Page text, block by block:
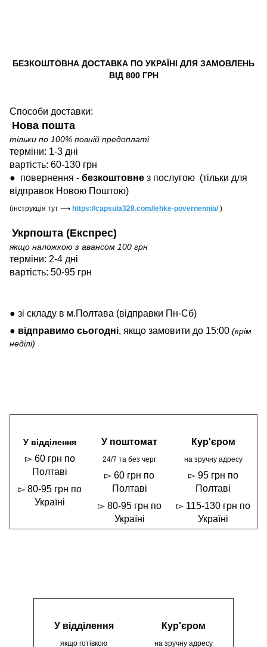
БЕЗКОШТОВНА ДОСТАВКА ПО УКРАЇНІ ДЛЯ ЗАМОВЛЕНЬ
ВІД 800 ГРН
Способи доставки:
Нова пошта
тільки по 100% повній предоплаті
терміни: 1-3 дні
вартість: 60-130 грн
● повернення - безкоштовне з послугою (тільки для
відправок Новою Поштою)
(інструкція тут ⟶ https://capsula328.com/lehke-povernennia/)
Укрпошта (Експрес)
якщо наложкою з авансом 100 грн
терміни: 2-4 дні
вартість: 50-95 грн
● зі складу в м.Полтава (відправки Пн-Сб)
● відправимо сьогодні, якщо замовити до 15:00 (крім
неділі)
У відділення
▻ 60 грн по
Полтаві
▻ 80-95 грн по
Україні
У поштомат
24/7 та без черг
▻ 60 грн по
Полтаві
▻ 80-95 грн по
Україні
Кур'єром
на зручну адресу
▻ 95 грн по
Полтаві
▻ 115-130 грн по
Україні
У відділення
якщо готівкою
Кур'єром
на зручну адресу